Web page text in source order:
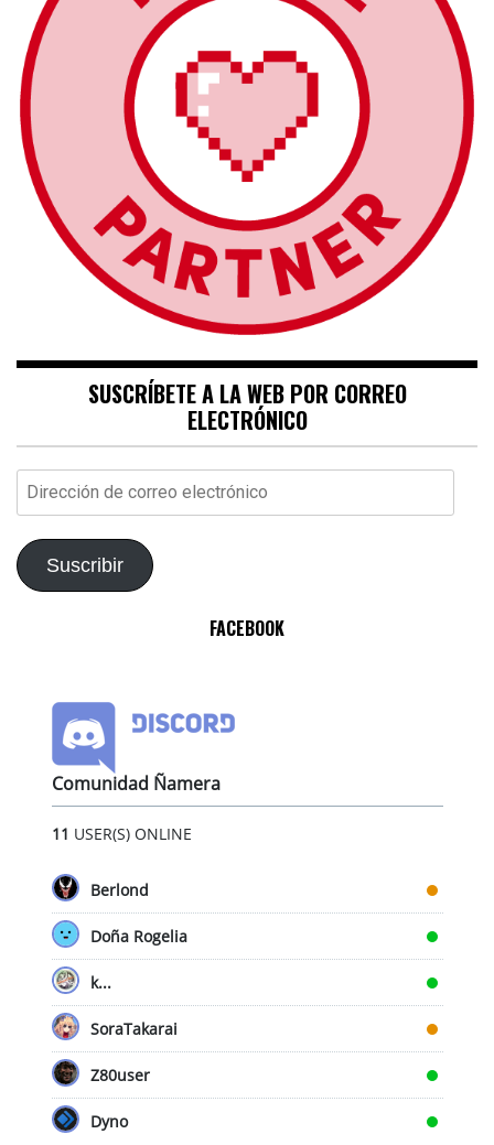
SUSCRÍBETE A LA WEB POR CORREO
ELECTRÓNICO
Dirección
de
electrónico
Suscribir
FACEBOOK
Comunidad Ñamera
11 USER(S) ONLINE
Berlond
Doña Rogelia
k...
SoraTakarai
Z80user
Dyno